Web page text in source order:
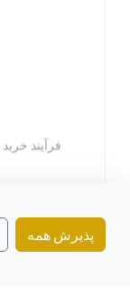
فرآیند
پذیرش همه